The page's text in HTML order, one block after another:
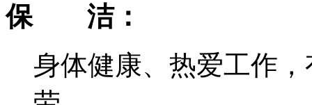
保
洁：
身体健康、热爱工作